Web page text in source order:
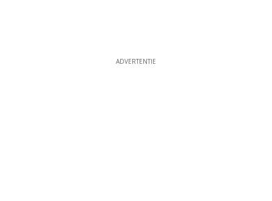
ADVERTENTIE